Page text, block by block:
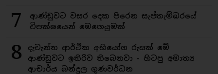
7
ආණ්ඩුවට වසර දෙක පිරෙන සැප්තැම්බරයේ
විපක්ෂයෙන් මෙහෙයුමක්
8
දැවැන්ත ආර්ථික අභියෝග රුසක් මේ
ආණ්ඩුවට ඉතිරිව තිබෙනවා - හිටපු අමාත්‍ය
ආචාර්ය බන්දුල ගුණවර්ධන